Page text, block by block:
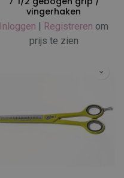
vingerhaken
Inloggen | Registreren om
prijs te zien